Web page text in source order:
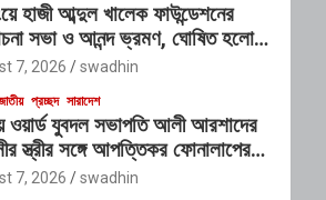
হাজী আব্দুল খালেক ফাউন্ডেশনের
সভা ও আনন্দ ভ্রমণ, ঘোষিত হলো
কমিটি
7, 2026 swadhin
প্রচ্ছদ সারাদেশ
ওয়ার্ড যুবদল সভাপতি আলী আরশাদের
স্ত্রীর সঙ্গে আপত্তিকর ফোনালাপের
শাস্তির দাবি এলাকাবাসীর
7, 2026 swadhin